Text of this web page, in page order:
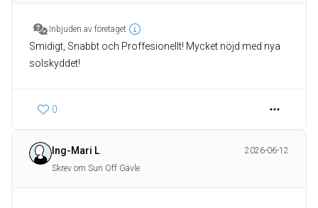
Inbjuden av företaget
Smidigt, Snabbt och Proffesionellt! Mycket nöjd med nya
solskyddet!
0
Ing-Mari L
2026-06-12
Skrev om Sun Off Gävle